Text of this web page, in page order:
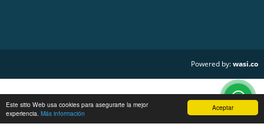
Aceptar
Este sitio Web usa cookies para asegurarte la mejor
experiencia. Más información
Powered by:wasi.co